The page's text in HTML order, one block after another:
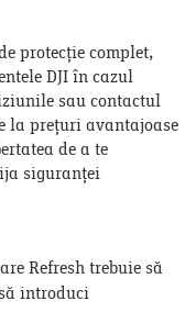
protecție complet,
DJI în cazul
sau contactul
la prețuri avantajoase
de a te
siguranței
Refresh trebuie să
introduci